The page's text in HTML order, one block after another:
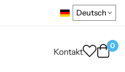
Kontakt
0